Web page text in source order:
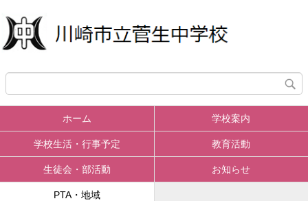
ホーム 学校案内
学校生活・行事予定 教育活動
生徒会・部活動 お知らせ
PTA・地域